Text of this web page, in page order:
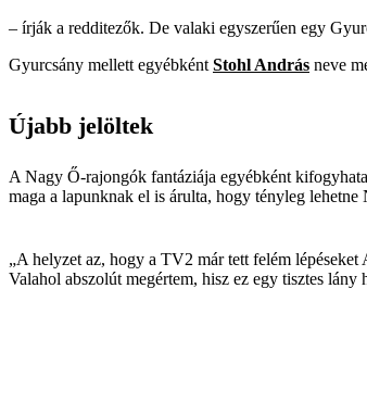
– írják a redditezők. De valaki egyszerűen egy
Gyurcsány mellett egyébként Stohl András neve
Újabb jelöltek
A Nagy Ő-rajongók fantáziája egyébként
maga a lapunknak el is árulta, hogy tényleg lehetne
„A helyzet az, hogy a TV2 már tett felém
Valahol abszolút megértem, hisz ez egy tisztes lány